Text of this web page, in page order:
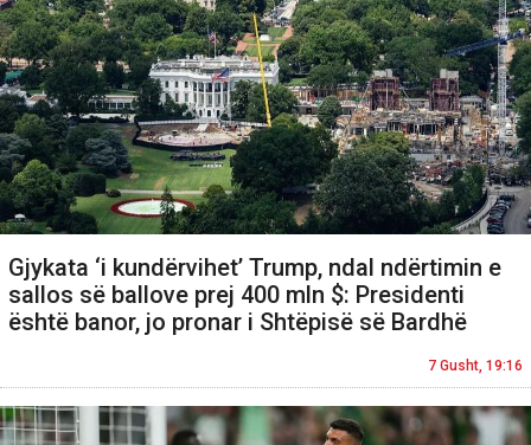
Gjykata ‘i kundërvihet’ Trump, ndal ndërtimin e
sallos së ballove prej 400 mln $: Presidenti
është banor, jo pronar i Shtëpisë së Bardhë
7 Gusht, 19:16